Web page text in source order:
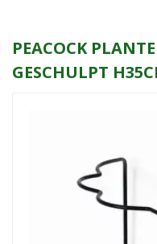
PEACOCK
GESCHULPT